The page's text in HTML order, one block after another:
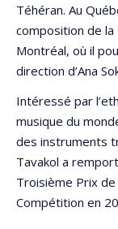
Téhéran. Au
composition de la
Montréal, où il
direction d’Ana
Intéressé par
musique du
des instruments
Tavakol a
Troisième Prix de
Compétition en